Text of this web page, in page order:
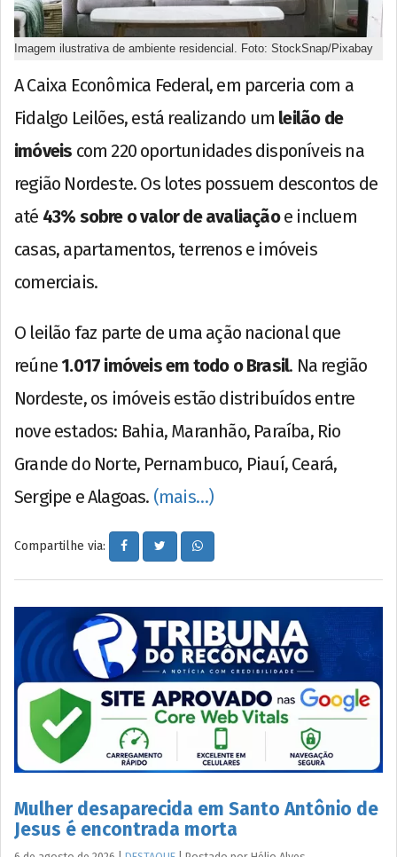
Imagem ilustrativa de ambiente residencial. Foto: StockSnap/Pixabay
A Caixa Econômica Federal, em parceria com a
Fidalgo Leilões, está realizando um leilão de
imóveis com 220 oportunidades disponíveis na
região Nordeste. Os lotes possuem descontos de
até 43% sobre o valor de avaliaçãoe incluem
casas, apartamentos, terrenos e imóveis
comerciais.
O leilão faz parte de uma ação nacional que
reúne 1.017 imóveis em todo o Brasil. Na região
Nordeste, os imóveis estão distribuídos entre
nove estados: Bahia, Maranhão, Paraíba, Rio
Grande do Norte, Pernambuco, Piauí, Ceará,
Sergipe e Alagoas. (mais…)
Compartilhe via:
Mulher desaparecida em Santo Antônio de
Jesus é encontrada morta